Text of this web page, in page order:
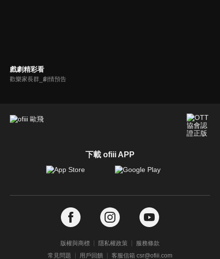
戲劇精彩看
歡樂家長群_劇情預告
下載 ofiii APP
版權與商標 隱私權政策
服務條款
常見問題
用戶回饋 客服信箱 csr@ofiii.com